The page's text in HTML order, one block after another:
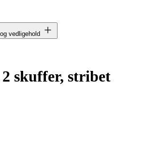
vedligehold
skuffer, stribet